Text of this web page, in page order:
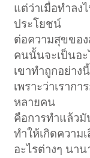
แต่ว่าเมื่อทำลง
ประโยชน์
ต่อความสุขของ
คนนั้นจะเป็นอะ
เขาทำถูกอย่าง
เพราะว่าเราก
หลายคน
คือการทำแล้ว
ทำให้เกิดความ
อะไรต่างๆ นาน